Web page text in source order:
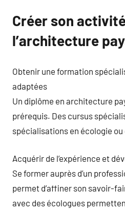
Créer son
l’architecture
Obtenir une formation
adaptées
Un diplôme en architecture
prérequis. Des cursus
spécialisations en écologie
Acquérir de l’expérience et
Se former auprès d’un
permet d’affiner son savoir-
avec des écologues